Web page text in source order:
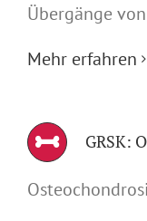
Übergänge
Mehr erfahren
GRSK: